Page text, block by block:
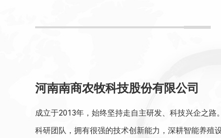
河南南商农牧科技股份有限公司
成立于2013年，始终坚持走自主研发、科技兴企之路
科研团队，拥有很强的技术创新能力，深耕智能养殖